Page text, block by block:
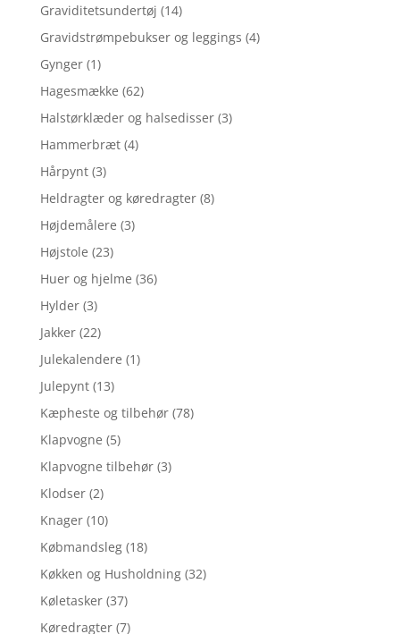
Graviditetsundertøj (14)
Gravidstrømpebukser og leggings (4)
Gynger (1)
Hagesmække (62)
Halstørklæder og halsedisser (3)
Hammerbræt (4)
Hårpynt (3)
Heldragter og køredragter (8)
Højdemålere (3)
Højstole (23)
Huer og hjelme (36)
Hylder (3)
Jakker (22)
Julekalendere (1)
Julepynt (13)
Kæpheste og tilbehør (78)
Klapvogne (5)
Klapvogne tilbehør (3)
Klodser (2)
Knager (10)
Købmandsleg (18)
Køkken og Husholdning (32)
Køletasker (37)
Køredragter (7)